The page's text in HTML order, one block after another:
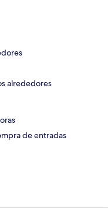
alrededores
de entradas